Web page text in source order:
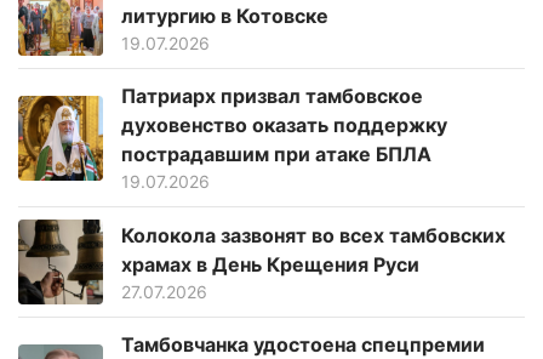
литургию в Котовске
19.07.2026
Патриарх призвал тамбовское
духовенство оказать поддержку
пострадавшим при атаке БПЛА
19.07.2026
Колокола зазвонят во всех тамбовских
храмах в День Крещения Руси
27.07.2026
Тамбовчанка удостоена спецпремии